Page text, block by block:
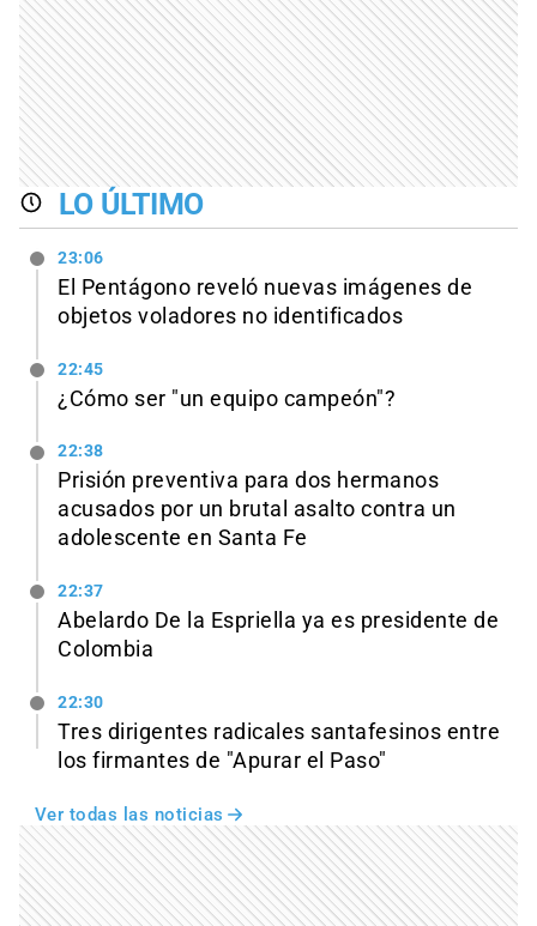
LO ÚLTIMO
23:06
El Pentágono reveló nuevas imágenes de
objetos voladores no identificados
22:45
¿Cómo ser "un equipo campeón"?
22:38
Prisión preventiva para dos hermanos
acusados por un brutal asalto contra un
adolescente en Santa Fe
22:37
Abelardo De la Espriella ya es presidente de
Colombia
22:30
Tres dirigentes radicales santafesinos entre
los firmantes de "Apurar el Paso"
Ver todas las noticias